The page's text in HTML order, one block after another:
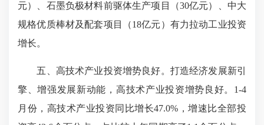
元）、石墨负极材料前驱体生产项目（30亿元）、中大
规格优质棒材及配套项目（18亿元）有力拉动工业投资
增长。
五、高技术产业投资增势良好。打造经济发展新引
擎、增强发展新动能，高技术产业投资增势良好。1-4
月份，高技术产业投资同比增长47.0%，增速比全部投